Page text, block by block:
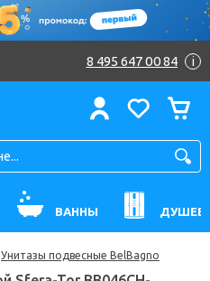
8 495 647 00 84 i
ВАННЫ
Унитазы подвесные BelBagno